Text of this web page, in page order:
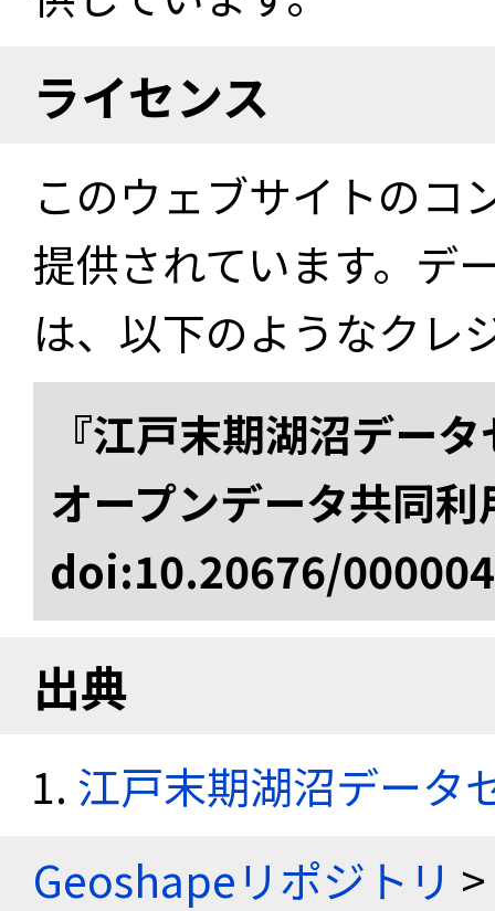
ライセンス
このウェブサイトのコ
提供されています。デ
は、以下のようなクレ
『江戸末期湖沼デー
オープンデータ共同
doi:10.20676/
出典
江戸末期湖沼データ
Geoshapeリポジトリ >